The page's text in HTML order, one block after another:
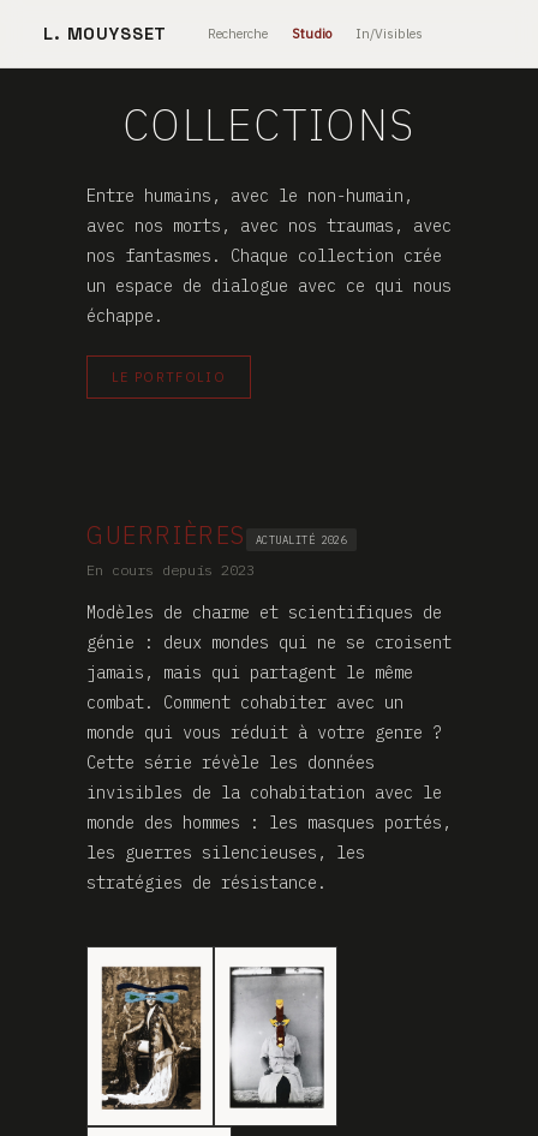
L. MOUYSSET Recherche Studio In/Visibles
COLLECTIONS
Entre humains, avec le non-humain,
avec nos morts, avec nos traumas, avec
nos fantasmes. Chaque collection crée
un espace de dialogue avec ce qui nous
échappe.
LE PORTFOLIO
GUERRIÈRES ACTUALITÉ 2026
En cours depuis 2023
Modèles de charme et scientifiques de
génie : deux mondes qui ne se croisent
jamais, mais qui partagent le même
combat. Comment cohabiter avec un
monde qui vous réduit à votre genre ?
Cette série révèle les données
invisibles de la cohabitation avec le
monde des hommes : les masques portés,
les guerres silencieuses, les
stratégies de résistance.